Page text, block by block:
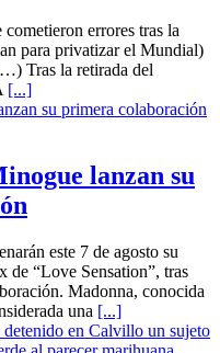
errores tras la
para privatizar el Mundial)
Tras la retirada del
[...]
lanzan su
este 7 de agosto su
de “Love Sensation”, tras
Madonna, conocida
una [...]